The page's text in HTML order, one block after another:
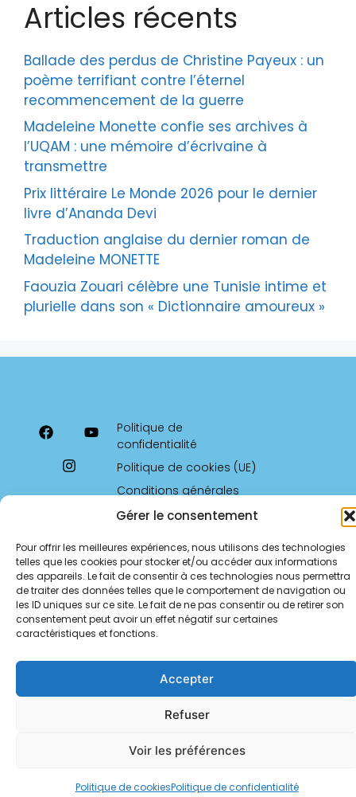
Gérer le consentement
Pour offrir les meilleures expériences, nous utilisons des technologies
telles que les cookies pour stocker et/ou accéder aux informations
des appareils. Le fait de consentir à ces technologies nous permettra
de traiter des données telles que le comportement de navigation ou
les ID uniques sur ce site. Le fait de ne pas consentir ou de retirer son
consentement peut avoir un effet négatif sur certaines
caractéristiques et fonctions.
Accepter
Refuser
Voir les préférences
Politique de cookiesPolitique de confidentialité
Articles récents
Ballade des perdus de Christine Payeux : un
poème terrifiant contre l’éternel
recommencement de la guerre
Madeleine Monette confie ses archives à
l’UQAM : une mémoire d’écrivaine à
transmettre
Prix littéraire Le Monde 2026 pour le dernier
livre d’Ananda Devi
Traduction anglaise du dernier roman de
Madeleine MONETTE
Faouzia Zouari célèbre une Tunisie intime et
plurielle dans son « Dictionnaire amoureux »
Politique de
confidentialité
Politique de cookies (UE)
Conditions générales
contacter
parlement.ecrivaines.9@gmail.com